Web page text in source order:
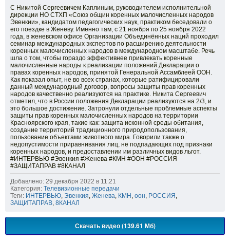
С Никитой Сергеевичем Каплиным, руководителем исполнительной
дирекции НО СТХП «Союз общин коренных малочисленных народов
Эвенкии», кандидатом педагогических наук, практиком беседовали о
его поездке в Женеву. Именно там, с 21 ноября по 25 ноября 2022
года, в женевском офисе Организации Объединённых наций проходил
семинар международных экспертов по расширению деятельности
коренных малочисленных народов в международном масштабе. Речь
шла о том, чтобы гораздо эффективнее привлекать коренные
малочисленные народы к реализации положений Декларации о
правах коренных народов, принятой Генеральной Ассамблеей ООН.
Как показал опыт, не во всех странах, которые ратифицировали
данный международный договор, вопросы защиты прав коренных
народов качественно реализуются на практике. Никита Сергеевич
отметил, что в России положения Декларации реализуются на 2/3, и
это большое достижение. Затронули отдельные проблемные аспекты
защиты прав коренных малочисленных народов на территории
Красноярского края, такие как: защита исконной среды обитания,
создание территорий традиционного природопользования,
пользование объектами животного мира. Говорили также о
недопустимости приравнивания лиц, не подпадающих под признаки
коренных народов, и предоставлении им различных видов льгот.
#ИНТЕРВЬЮ #Эвенкия #Женева #КМН #ООН #РОССИЯ
#ЗАЩИТАПРАВ #8КАНАЛ
Добавлено: 29 декабря 2022 в 11:21
Категория: Телевизионные передачи
Теги: ИНТЕРВЬЮ, Эвенкия, Женева, КМН , оон, РОССИЯ ,
ЗАЩИТАПРАВ, 8КАНАЛ
Скачать видео (139.61 Мб)